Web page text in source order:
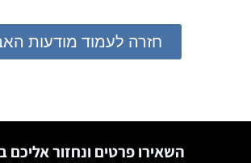
חזרה לעמוד מודעות
השאירו פרטים ונחזור